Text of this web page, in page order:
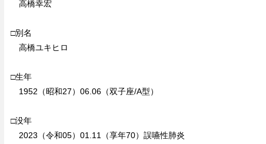
高橋幸宏
□別名
高橋ユキヒロ
□生年
1952（昭和27）06.06（双子座/A型）
□没年
2023（令和05）01.11（享年70）誤嚥性肺炎